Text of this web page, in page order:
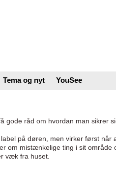
Tema og nyt YouSee
gode råd om hvordan man sikrer
på døren, men virker først når
om mistænkelige ting i sit
væk fra huset.